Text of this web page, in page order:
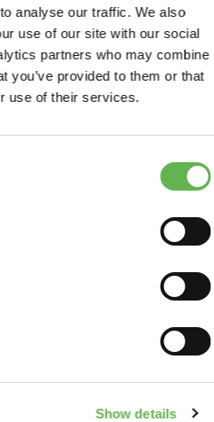
analyse our traffic. We also
use of our site with our social
partners who may combine
you’ve provided to them or that
use of their services.
Show details
Dogane
e internazionale
le competenze in
relative agli
Executive IVA e Dogane -